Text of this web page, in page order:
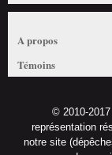
A propos
Témoins
© 2010-
représentation
notre site